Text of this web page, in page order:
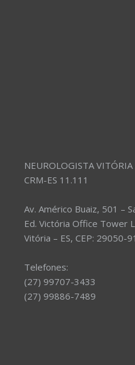
NEUROLOGISTA VITÓRIA
CRM-ES 11.111
Av. Américo Buaiz, 501 –
Ed. Victória Office Tower
Vitória – ES, CEP: 29050-
Telefones:
(27) 99707-3433
(27) 99886-7489